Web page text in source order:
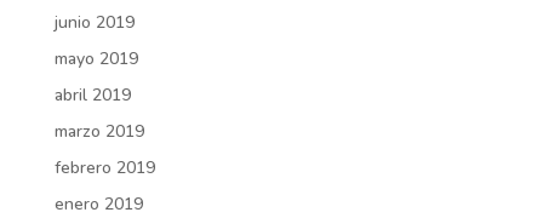
junio 2019
mayo 2019
abril 2019
marzo 2019
febrero 2019
enero 2019